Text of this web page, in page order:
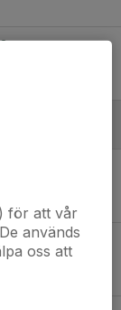
IK
för att vår
används
oss att